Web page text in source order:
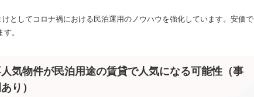
としてコロナ禍における民泊運用のノウハウを強化しています。安価で
。
気物件が民泊用途の賃貸で人気になる可能性（事
り）